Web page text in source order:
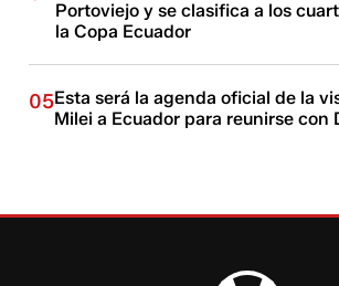
Portoviejo y se clasifica a los
la Copa Ecuador
05Esta será la agenda oficial de la
Milei a Ecuador para reunirse con